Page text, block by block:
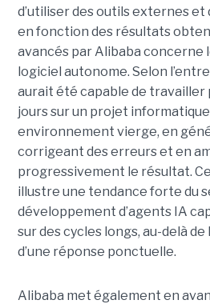
d’utiliser des outils externes et
en fonction des résultats
avancés par Alibaba concerne
logiciel autonome. Selon
aurait été capable de travailler
jours sur un projet
environnement vierge, en
corrigeant des erreurs et en
progressivement le résultat.
illustre une tendance forte du
développement d’agents IA
sur des cycles longs, au-delà
d’une réponse ponctuelle.
Alibaba met également en